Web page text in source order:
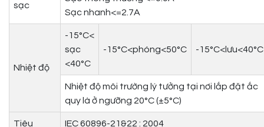
sạc
Sạc nhanh<=2.7A
Nhiệt độ
-15°C<
sạc
<40°C
-15°C<phóng<50°C -15°C<lưu<40°C
Nhiệt độ môi trường lý tưởng tại nơi lắp đặt ắc
quy là ở ngưỡng 20°C (±5°C)
Tiêu IEC 60896-21&22 : 2004